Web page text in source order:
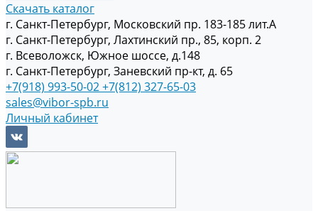
Скачать каталог
г. Санкт-Петербург, Московский пр. 183-185 лит.А
г. Санкт-Петербург, Лахтинский пр., 85, корп. 2
г. Всеволожск, Южное шоссе, д.148
г. Санкт-Петербург, Заневский пр-кт, д. 65
+7(918) 993-50-02+7(812) 327-65-03
sales@vibor-spb.ru
Личный кабинет